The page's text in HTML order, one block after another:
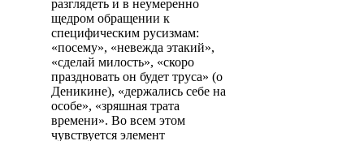
разглядеть и в неумеренно
щедром обращении к
специфическим русизмам:
«посему», «невежда этакий»,
«сделай милость», «скоро
праздновать он будет труса» (о
Деникине), «держались себе на
особе», «зряшная трата
времени». Во всем этом
чувствуется элемент